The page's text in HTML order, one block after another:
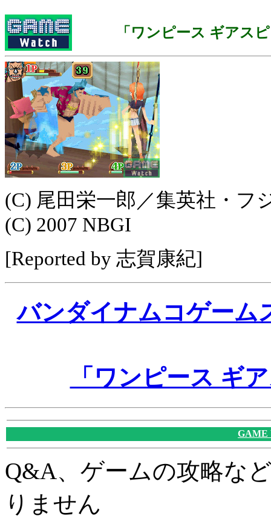
「ワンピース ギアス
(C) 尾田栄一郎／集英社・フ
(C) 2007 NBGI
[Reported by 志賀康紀]
バンダイナムコゲーム
「ワンピース ギ
GAME
Q&A、ゲームの攻略な
りません